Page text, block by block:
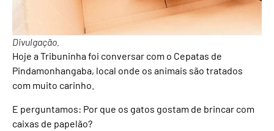
Divulgação.
Hoje a Tribuninha foi conversar com o Cepatas de
Pindamonhangaba, local onde os animais são tratados
com muito carinho.
E perguntamos: Por que os gatos gostam de brincar com
caixas de papelão?